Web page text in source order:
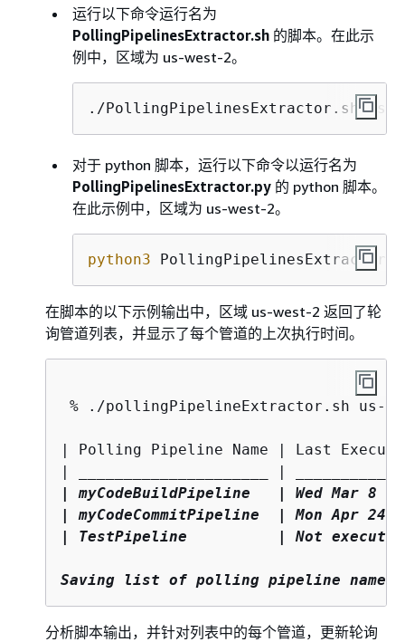
运行以下命令运行名为
PollingPipelinesExtractor.sh 的脚本。在此示
例中，区域为 us-west-2。
./PollingPipelinesExtractor.sh us-
对于 python 脚本，运行以下命令以运行名为
PollingPipelinesExtractor.py 的 python 脚本。
在此示例中，区域为 us-west-2。
python3
在脚本的以下示例输出中，区域 us-west-2 返回了轮
询管道列表，并显示了每个管道的上次执行时间。
% ./pollingPipelineExtractor.sh us-
| Polling Pipeline Name | Last
|
_ |
| myCodeBuildPipeline   | Wed Mar 8
| myCodeCommitPipeline  | Mon Apr 24
| TestPipeline          | Not
Saving list of polling pipeline names
分析脚本输出，并针对列表中的每个管道，更新轮询